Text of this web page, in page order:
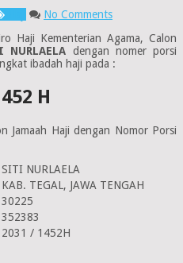
No Comments
Haji Kementerian Agama, Calon
NURLAELA dengan nomer porsi
ibadah haji pada :
H
Jamaah Haji dengan Nomor Porsi
SITI NURLAELA
KAB. TEGAL, JAWA TENGAH
30225
352383
2031 / 1452H